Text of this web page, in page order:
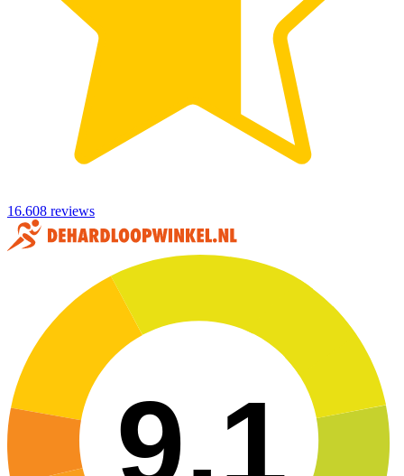
16.608 reviews
9,1